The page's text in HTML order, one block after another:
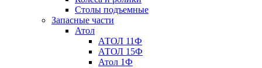
Столы подъемные
Запасные части
Атол
АТОЛ 11Ф
АТОЛ 15Ф
Атол 1Ф